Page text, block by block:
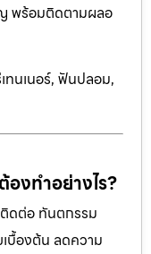
พร้อมติดตามผลอ
ทนเนอร์, ฟันปลอม,
งทำอย่างไร?
ดต่อ ทันตกรรม
เบื้องต้น ลดความ